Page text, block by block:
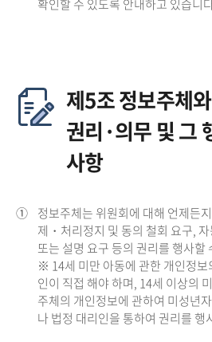
확인할 수 있도록 안내하고 있습니
제5조 정보주체
권리·의무 및 그
사항
① 정보주체는 위원회에 대해 언제든
제・처리정지 및 동의 철회 요구,
또는 설명 요구 등의 권리를 행사할
※ 14세 미만 아동에 관한 개인정보
인이 직접 해야 하며, 14세 이상의
주체의 개인정보에 관하여 미성년
나 법정 대리인을 통하여 권리를 행